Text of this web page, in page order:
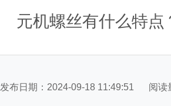
元机螺丝有什么特
发布日期：2024-09-18 11:49:51 阅读